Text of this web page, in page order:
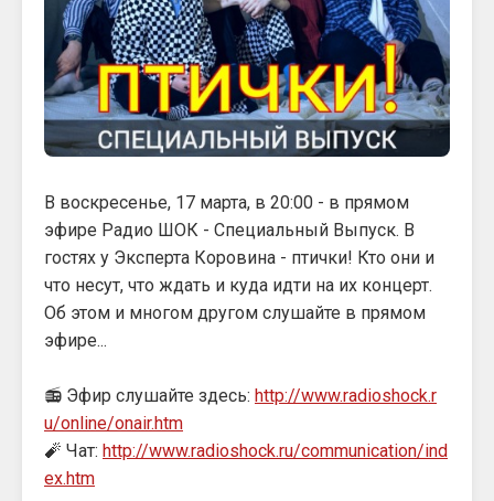
В воскресенье, 17 марта, в 20:00 - в прямом
эфире Радио ШОК - Специальный Выпуск. В
гостях у Эксперта Коровина - птички! Кто они и
что несут, что ждать и куда идти на их концерт.
Об этом и многом другом слушайте в прямом
эфире...
📻 Эфир слушайте здесь: http://www.radioshock.r
u/online/onair.htm
🧨 Чат: http://www.radioshock.ru/communication/ind
ex.htm